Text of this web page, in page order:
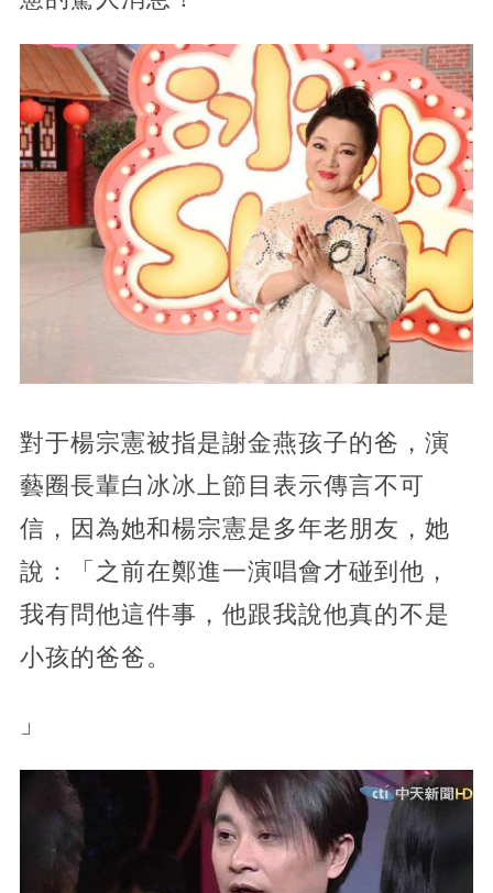
對于楊宗憲被指是謝金燕孩子的爸，演
藝圈長輩白冰冰上節目表示傳言不可
信，因為她和楊宗憲是多年老朋友，她
說：「之前在鄭進一演唱會才碰到他，
我有問他這件事，他跟我說他真的不是
小孩的爸爸。
」